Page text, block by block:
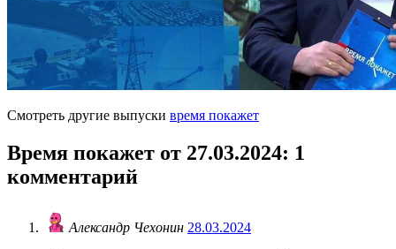
Смотреть другие выпуски время покажет
Время покажет от 27.03.2024: 1
комментарий
Александр Чехонин 28.03.2024